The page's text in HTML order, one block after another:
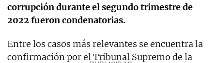
corrupción durante el segundo trimestre de
2022 fueron condenatorias.
Entre los casos más relevantes se encuentra la
confirmación por el Tribunal Supremo de la